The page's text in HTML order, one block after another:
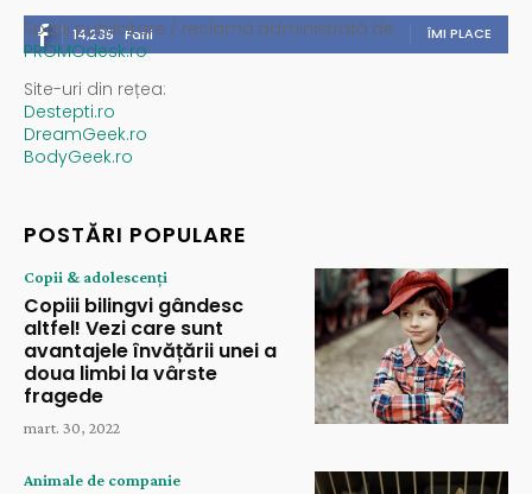
14,235 Fani ÎMI PLACE
Spații publicitare / reclamă administrată de
PROMOdesk.ro
Site-uri din rețea:
Destepti.ro
DreamGeek.ro
BodyGeek.ro
POSTĂRI POPULARE
Copii & adolescenți
Copiii bilingvi gândesc
altfel! Vezi care sunt
avantajele învățării unei a
doua limbi la vârste
fragede
mart. 30, 2022
Animale de companie